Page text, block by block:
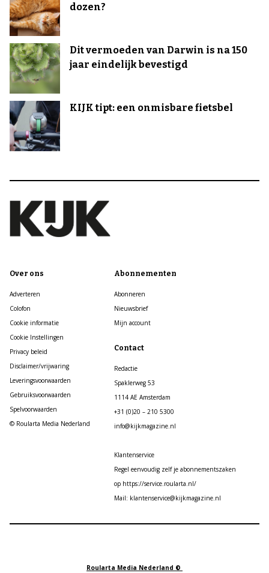
dozen?
Dit vermoeden van Darwin is na 150
jaar eindelijk bevestigd
KIJK tipt: een onmisbare fietsbel
Over ons
Adverteren
Colofon
Cookie informatie
Cookie Instellingen
Privacy beleid
Disclaimer/vrijwaring
Leveringsvoorwaarden
Gebruiksvoorwaarden
Spelvoorwaarden
© Roularta Media Nederland
Abonnementen
Abonneren
Nieuwsbrief
Mijn account
Contact
Redactie
Spaklerweg 53
1114 AE Amsterdam
+31 (0)20 – 210 5300
info@kijkmagazine.nl
Klantenservice
Regel eenvoudig zelf je abonnementszaken
op https://service.roularta.nl/
Mail: klantenservice@kijkmagazine.nl
Roularta Media Nederland ©